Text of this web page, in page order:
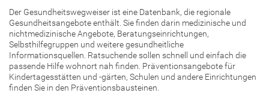
Der Gesundheitswegweiser ist eine Datenbank, die regionale
Gesundheitsangebote enthält. Sie finden darin medizinische und
nichtmedizinische Angebote, Beratungseinrichtungen,
Selbsthilfegruppen und weitere gesundheitliche
Informationsquellen. Ratsuchende sollen schnell und einfach die
passende Hilfe wohnort nah finden. Präventionsangebote für
Kindertagesstätten und -gärten, Schulen und andere Einrichtungen
finden Sie in den Präventionsbausteinen.